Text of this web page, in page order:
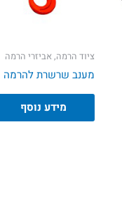
ציוד הרמה, אביזרי הרמה
מענב שרשרת להרמה
מידע נוסף